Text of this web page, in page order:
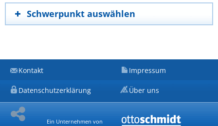
Schwerpunkt auswählen
Kontakt Impressum
Datenschutzerklärung Über uns
Ein Unternehmen von